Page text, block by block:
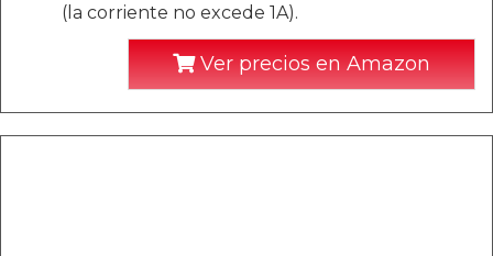
(la corriente no excede 1A).
Ver precios en Amazon